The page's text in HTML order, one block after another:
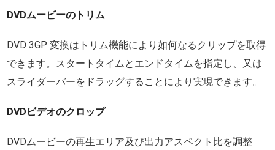
DVDムービーのトリム
DVD 3GP 変換はトリム機能により如何なるクリップを取得
できます。スタートタイムとエンドタイムを指定し、又は
スライダーバーをドラッグすることにより実現できます。
DVDビデオのクロップ
DVDムービーの再生エリア及び出力アスペクト比を調整